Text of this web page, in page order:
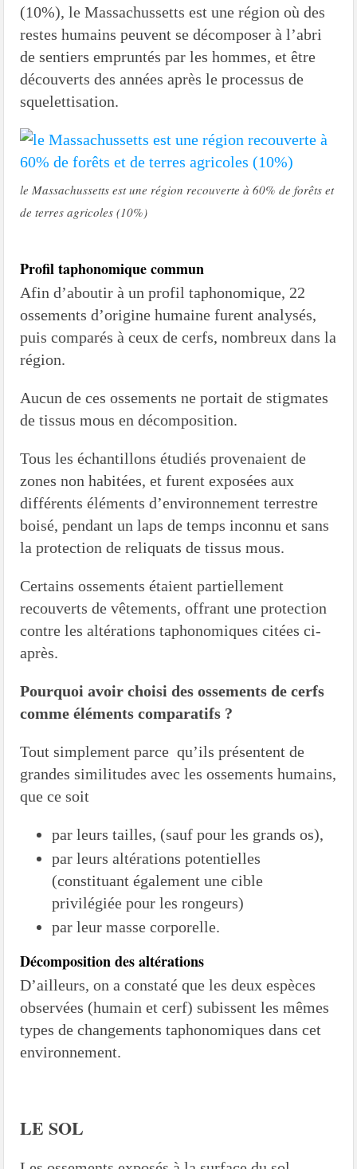
(10%), le Massachussetts est une région où des
restes humains peuvent se décomposer à l’abri
de sentiers empruntés par les hommes, et être
découverts des années après le processus de
squelettisation.
le Massachussetts est une région recouverte à 60% de forêts et
de terres agricoles (10%)
Profil taphonomique commun
Afin d’aboutir à un profil taphonomique, 22
ossements d’origine humaine furent analysés,
puis comparés à ceux de cerfs, nombreux dans la
région.
Aucun de ces ossements ne portait de stigmates
de tissus mous en décomposition.
Tous les échantillons étudiés provenaient de
zones non habitées, et furent exposées aux
différents éléments d’environnement terrestre
boisé, pendant un laps de temps inconnu et sans
la protection de reliquats de tissus mous.
Certains ossements étaient partiellement
recouverts de vêtements, offrant une protection
contre les altérations taphonomiques citées ci-
après.
Pourquoi avoir choisi des ossements de cerfs
comme éléments comparatifs ?
Tout simplement parce qu’ils présentent de
grandes similitudes avec les ossements humains,
que ce soit
par leurs tailles, (sauf pour les grands os),
par leurs altérations potentielles
(constituant également une cible
privilégiée pour les rongeurs)
par leur masse corporelle.
Décomposition des altérations
D’ailleurs, on a constaté que les deux espèces
observées (humain et cerf) subissent les mêmes
types de changements taphonomiques dans cet
environnement.
LE SOL